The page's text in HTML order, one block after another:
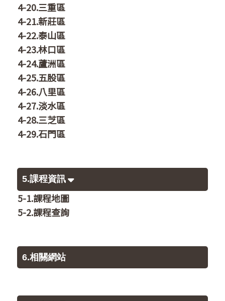
4-20.三重區
4-21.新莊區
4-22.泰山區
4-23.林口區
4-24.蘆洲區
4-25.五股區
4-26.八里區
4-27.淡水區
4-28.三芝區
4-29.石門區
5.課程資訊
5-1.課程地圖
5-2.課程查詢
6.相關網站